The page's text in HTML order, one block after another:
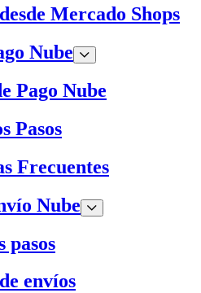
Mercado Shops
Nube
Pago Nube
Pasos
Frecuentes
Nube
pasos
envíos